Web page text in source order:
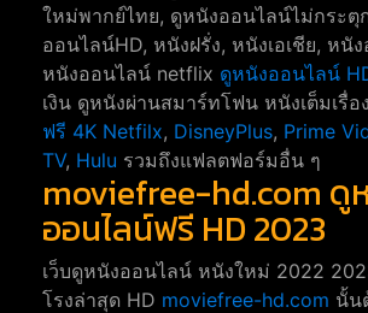
ใหม่พากย์ไทย, ดูหนังออนไลน์ไม่กระตุ
ออนไลน์HD, หนังฝรั่ง, หนังเอเชีย, หนั
หนังออนไลน์ netflix ดูหนังออนไลน์
เงิน ดูหนังผ่านสมาร์ทโฟน หนังเต็มเรื่อง
ฟรี 4K Netfilx, DisneyPlus, Prime
TV, Hulu รวมถึงแฟลตฟอร์มอื่น ๆ
moviefree-hd.com ดู
ออนไลน์ฟรี HD 2023
เว็บดูหนังออนไลน์ หนังใหม่ 2022
โรงล่าสุด HD moviefree-hd.com นั้น